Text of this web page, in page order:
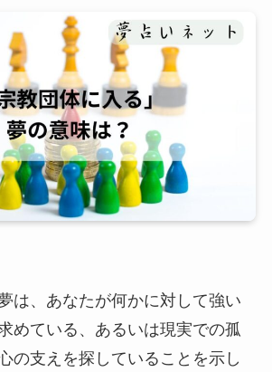
は、あなたが何かに対して強い
めている、あるいは現実での孤
の支えを探していることを示し